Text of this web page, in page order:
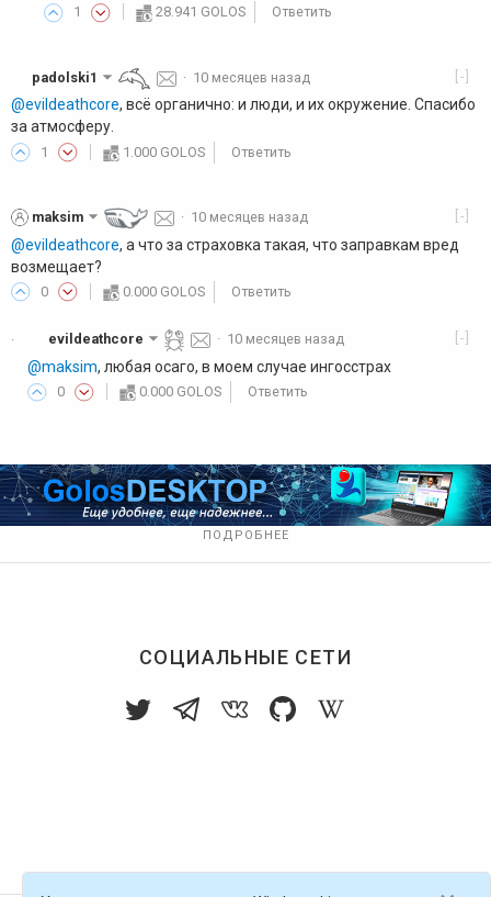
1 28.941 GOLOS Ответить
[-]
padolski1 · 10 месяцев назад
@evildeathcore, всё органично: и люди, и их окружение. Спасибо
за атмосферу.
1 1.000 GOLOS Ответить
[-]
maksim · 10 месяцев назад
@evildeathcore, а что за страховка такая, что заправкам вред
возмещает?
0 0.000 GOLOS Ответить
· [-]
evildeathcore · 10 месяцев назад
@maksim, любая осаго, в моем случае ингосстрах
0 0.000 GOLOS Ответить
ПОДРОБНЕЕ
СОЦИАЛЬНЫЕ СЕТИ